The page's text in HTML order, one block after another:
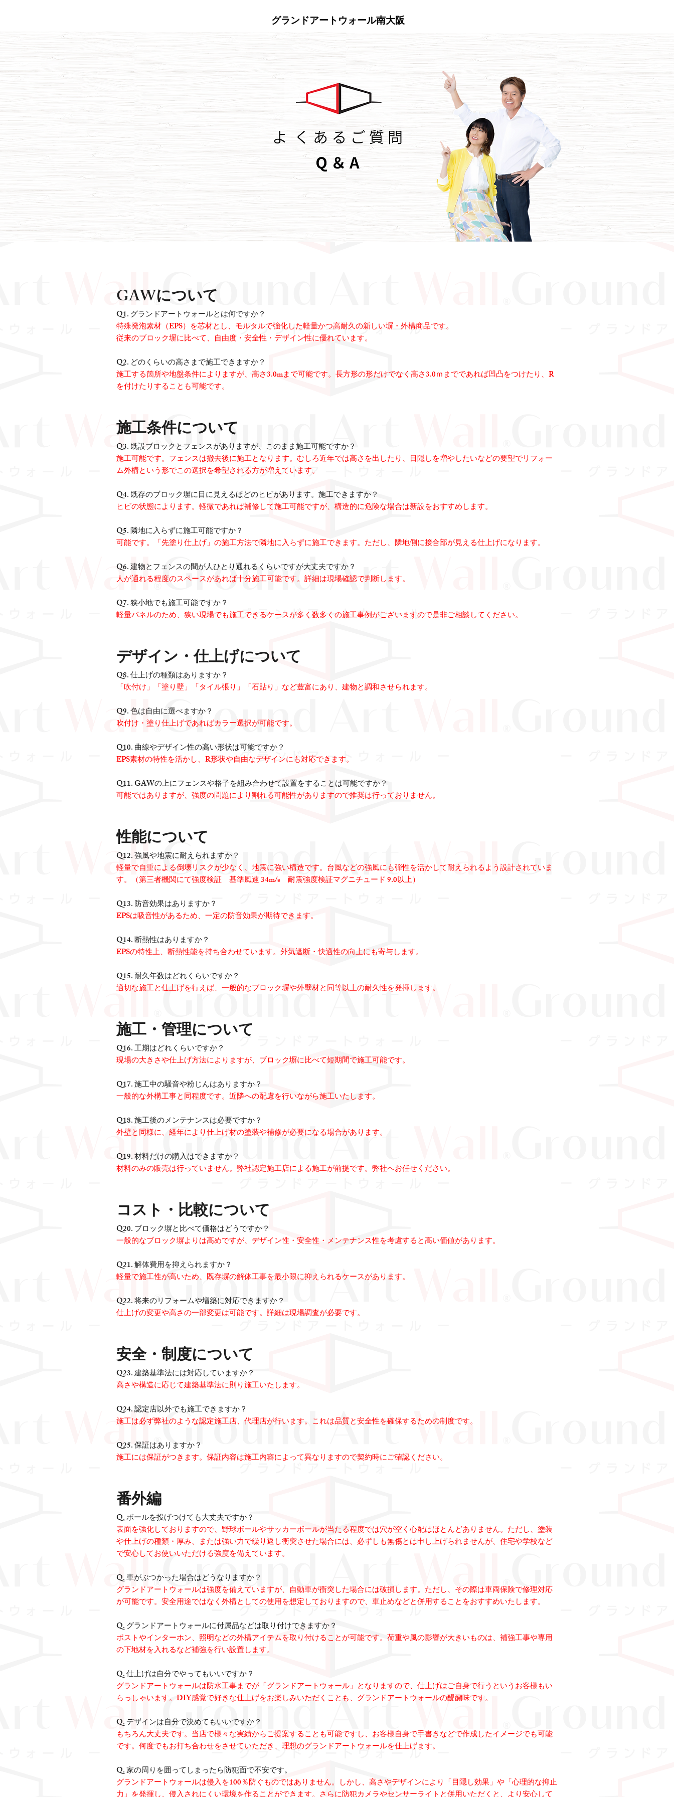
​グランドアートウォール南大阪
GAWについて
Q1. グランドアートウォールとは何ですか？
特殊発泡素材（EPS）を芯材とし、モルタルで強化した軽量かつ高耐久の新しい塀・外構商品です。
従来のブロック塀に比べて、自由度・安全性・デザイン性に優れています。
Q2. どのくらいの高さまで施工できますか？
施工する箇所や地盤条件によりますが、高さ3.0mまで可能です。長方形の形だけでなく高さ3.0ｍまでであれば凹凸をつけたり、R
を付けたりすることも可能です。
施工条件について
Q3.既設ブロックとフェンスがありますが、このまま施工可能ですか？
施工可能です。フェンスは撤去後に施工となります。むしろ近年では高さを出したり、目隠しを増やしたいなどの要望でリフォー
ム外構という形でこの選択を希望される方が増えています。
Q4. 既存のブロック塀に目に見えるほどのヒビがあります。施工できますか？
ヒビの状態によります。軽微であれば補修して施工可能ですが、構造的に危険な場合は新設をおすすめします。
Q5. 隣地に入らずに施工可能ですか？
可能です。「先塗り仕上げ」の施工方法で隣地に入らずに施工できます。ただし、隣地側に接合部が見える仕上げになります。
Q6. 建物とフェンスの間が人ひとり通れるくらいですが大丈夫ですか？
人が通れる程度のスペースがあれば十分施工可能です。詳細は現場確認で判断します。
Q7. 狭小地でも施工可能ですか？
軽量パネルのため、狭い現場でも施工できるケースが多く数多くの施工事例がございますので是非ご相談してください。
デザイン・仕上げについて
Q8. 仕上げの種類はありますか？
「吹付け」「塗り壁」「タイル張り」「石貼り」など豊富にあり、建物と調和させられます。
Q9. 色は自由に選べますか？
吹付け・塗り仕上げであればカラー選択が可能です。
Q10. 曲線やデザイン性の高い形状は可能ですか？
EPS素材の特性を活かし、R形状や自由なデザインにも対応できます。
Q11. GAWの上にフェンスや格子を組み合わせて設置をすることは可能ですか？
可能ではありますが、強度の問題により割れる可能性がありますので推奨は行っておりません。
性能について
Q12. 強風や地震に耐えられますか？
軽量で自重による倒壊リスクが少なく、地震に強い構造です。台風などの強風にも弾性を活かして耐えられるよう設計されていま
す。（第三者機関にて強度検証 基準風速 34m/s 耐震強度検証マグニチュード 9.0以上）
Q13. 防音効果はありますか？
EPSは吸音性があるため、一定の防音効果が期待できます。
Q14. 断熱性はありますか？
EPSの特性上、断熱性能を持ち合わせています。外気遮断・快適性の向上にも寄与します。
Q15. 耐久年数はどれくらいですか？
適切な施工と仕上げを行えば、一般的なブロック塀や外壁材と同等以上の耐久性を発揮します。
施工・管理について
Q16. 工期はどれくらいですか？
現場の大きさや仕上げ方法によりますが、ブロック塀に比べて短期間で施工可能です。
Q17. 施工中の騒音や粉じんはありますか？
一般的な外構工事と同程度です。近隣への配慮を行いながら施工いたします。
Q18. 施工後のメンテナンスは必要ですか？
外壁と同様に、経年により仕上げ材の塗装や補修が必要になる場合があります。
Q19. 材料だけの購入はできますか？
材料のみの販売は行っていません。弊社認定施工店による施工が前提です。弊社へお任せください。
コスト・比較について
Q20. ブロック塀と比べて価格はどうですか？
一般的なブロック塀よりは高めですが、デザイン性・安全性・メンテナンス性を考慮すると高い価値があります。
Q21. 解体費用を抑えられますか？
軽量で施工性が高いため、既存塀の解体工事を最小限に抑えられるケースがあります。
Q22. 将来のリフォームや増築に対応できますか？
仕上げの変更や高さの一部変更は可能です。詳細は現場調査が必要です。
安全・制度について
Q23. 建築基準法には対応していますか？
高さや構造に応じて建築基準法に則り施工いたします。
Q24. 認定店以外でも施工できますか？
施工は必ず弊社のような認定施工店、代理店が行います。これは品質と安全性を確保するための制度です。
Q25. 保証はありますか？
施工には保証がつきます。保証内容は施工内容によって異なりますので契約時にご確認ください。
番外編
Q. ボールを投げつけても大丈夫ですか？
表面を強化しておりますので、野球ボールやサッカーボールが当たる程度では穴が空く心配はほとんどありません。ただし、塗装
や仕上げの種類・厚み、または強い力で繰り返し衝突させた場合には、必ずしも無傷とは申し上げられませんが、住宅や学校など
で安心してお使いいただける強度を備えています。
Q. 車がぶつかった場合はどうなりますか？
グランドアートウォールは強度を備えていますが、自動車が衝突した場合には破損します。ただし、その際は車両保険で修理対応
が可能です。安全用途ではなく外構としての使用を想定しておりますので、車止めなどと併用することをおすすめいたします。
Q. グランドアートウォールに付属品などは取り付けできますか？
ポストやインターホン、照明などの外構アイテムを取り付けることが可能です。荷重や風の影響が大きいものは、補強工事や専用
の下地材を入れるなど補強を行い設置します。
Q. 仕上げは自分でやってもいいですか？
グランドアートウォールは防水工事までが「グランドアートウォール」となりますので、仕上げはご自身で行うというお客様もい
らっしゃいます。DIY感覚で好きな仕上げをお楽しみいただくことも、グランドアートウォールの醍醐味です。
Q. デザインは自分で決めてもいいですか？
もちろん大丈夫です。当店で様々な実績からご提案することも可能ですし、お客様自身で手書きなどで作成したイメージでも可能
です。何度でもお打ち合わせをさせていただき、理想のグランドアートウォールを仕上げます。
Q. 家の周りを囲ってしまったら防犯面で不安です。
グランドアートウォールは侵入を100％防ぐものではありません。しかし、高さやデザインにより「目隠し効果」や「心理的な抑止